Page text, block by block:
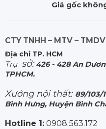
Giá gốc
CTY TNHH – MTV –
Địa chỉ TP. HCM
Trụ sở: 426 - 428 An
TPHCM.
Xưởng nội thất: 89/103/
Bình Hưng, Huyện Bình
Hotline 1:0908.563.172